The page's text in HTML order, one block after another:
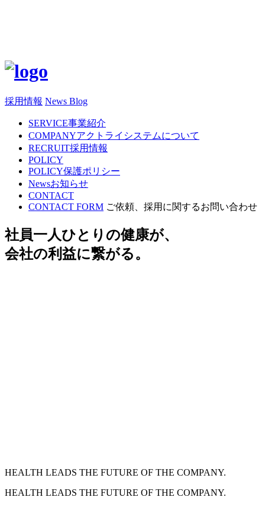
採用情報 News Blog
SERVICE事業紹介
COMPANYアクトライシステムについて
RECRUIT採用情報
POLICY
POLICY保護ポリシー
Newsお知らせ
CONTACT
CONTACT FORM ご依頼、採用に関するお問い合わせ
社員一人ひとりの健康が、
会社の利益に繋がる。
HEALTH LEADS THE FUTURE OF THE COMPANY.
HEALTH LEADS THE FUTURE OF THE COMPANY.